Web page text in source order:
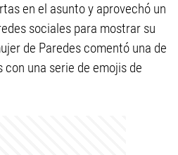
en el asunto y aprovechó un
sociales para mostrar su
de Paredes comentó una de
una serie de emojis de